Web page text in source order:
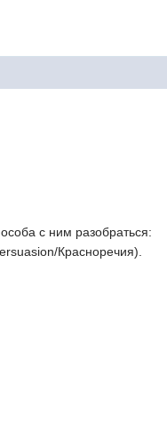
с ним разобраться:
Красноречия).